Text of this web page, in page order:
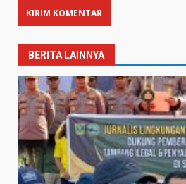
BERITA LAINNYA